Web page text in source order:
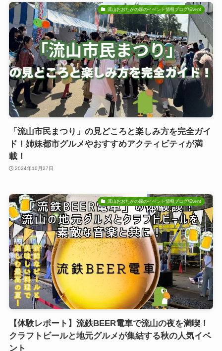
流山おおたかの森のイベント情報ブログ/Event
「流山市民まつり」の見どころと楽しみ方を完全ガイ
ド！姉妹都市グルメやおすすめアクティビティが満
載！
2024年10月27日
流山おおたかの森のイベント情報ブログ/Event
【体験レポート】流鉄BEER電車で流山の夜を満喫！
クラフトビールと地元グルメが集結する秋の人気イベ
ント